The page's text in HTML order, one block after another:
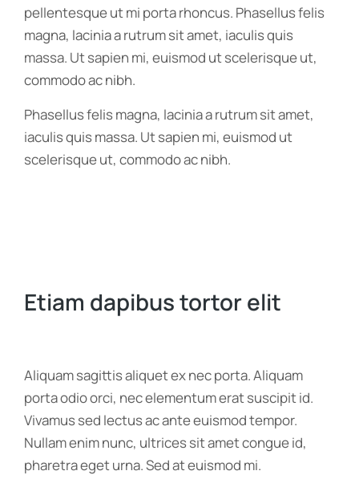
pellentesque ut mi porta rhoncus. Phasellus felis
magna, lacinia a rutrum sit amet, iaculis quis
massa. Ut sapien mi, euismod ut scelerisque ut,
commodo ac nibh.
Phasellus felis magna, lacinia a rutrum sit amet,
iaculis quis massa. Ut sapien mi, euismod ut
scelerisque ut, commodo ac nibh.
Etiam dapibus tortor elit
Aliquam sagittis aliquet ex nec porta. Aliquam
porta odio orci, nec elementum erat suscipit id.
Vivamus sed lectus ac ante euismod tempor.
Nullam enim nunc, ultrices sit amet congue id,
pharetra eget urna. Sed at euismod mi.